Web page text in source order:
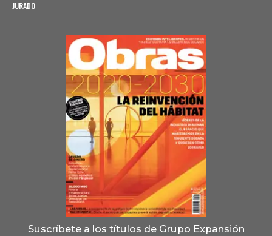
JURADO
Suscríbete a los títulos de Grupo Expansión